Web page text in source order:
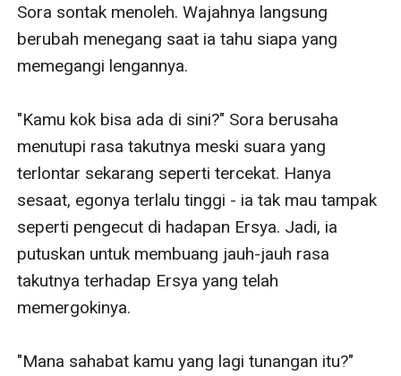
Sora sontak menoleh. Wajahnya langsung
berubah menegang saat ia tahu siapa yang
memegangi lengannya.
"Kamu kok bisa ada di sini?" Sora berusaha
menutupi rasa takutnya meski suara yang
terlontar sekarang seperti tercekat. Hanya
sesaat, egonya terlalu tinggi - ia tak mau tampak
seperti pengecut di hadapan Ersya. Jadi, ia
putuskan untuk membuang jauh-jauh rasa
takutnya terhadap Ersya yang telah
memergokinya.
"Mana sahabat kamu yang lagi tunangan itu?"